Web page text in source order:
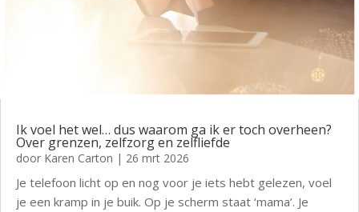
Ik voel het wel… dus waarom ga ik er toch overheen?
Over grenzen, zelfzorg en zelfliefde
door Karen Carton | 26 mrt 2026
Je telefoon licht op en nog voor je iets hebt gelezen, voel
je een kramp in je buik. Op je scherm staat ‘mama’. Je